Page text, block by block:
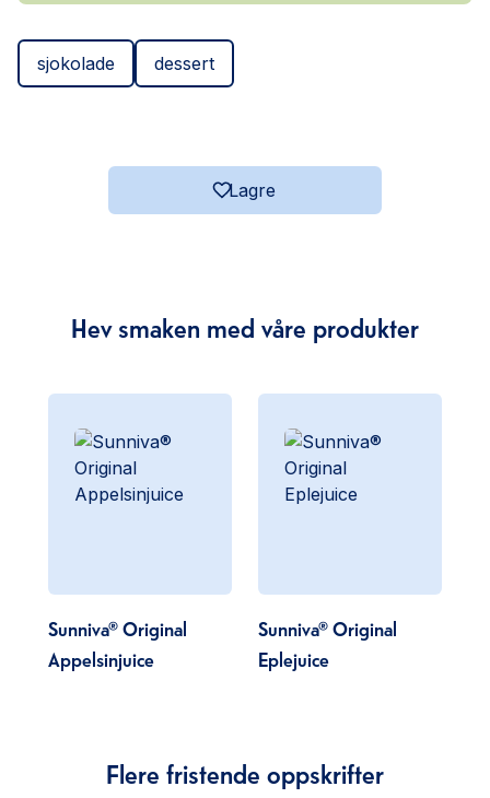
sjokolade dessert
Lagre
Hev smaken med våre produkter
Sunniva® Original
Appelsinjuice
Sunniva® Original
Eplejuice
Flere fristende oppskrifter